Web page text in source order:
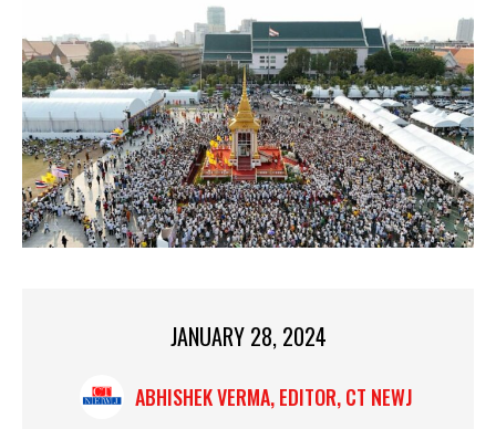
JANUARY 28, 2024
ABHISHEK VERMA, EDITOR, CT NEWJ